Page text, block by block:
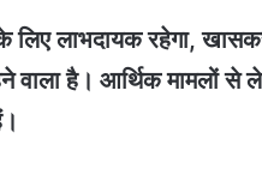
लिए लाभदायक रहेगा,
है। आर्थिक मामलों से